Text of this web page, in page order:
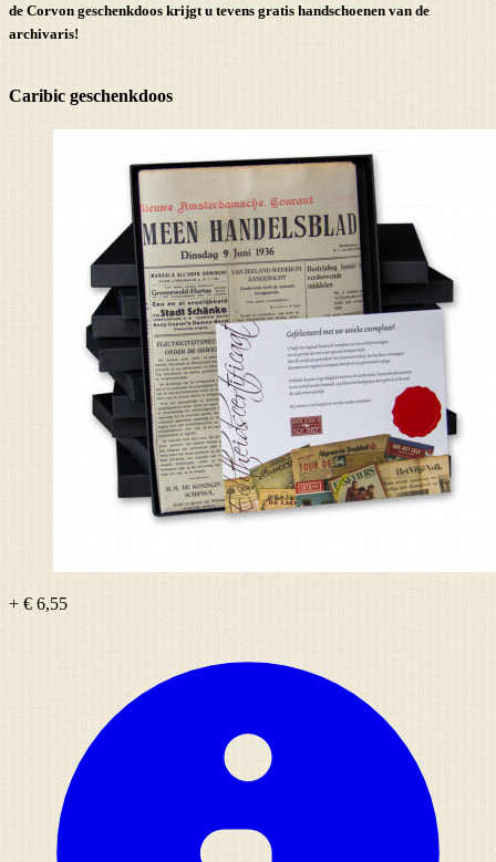
de Corvon geschenkdoos krijgt u tevens gratis handschoenen van de
archivaris!
Caribic geschenkdoos
+ € 6,55